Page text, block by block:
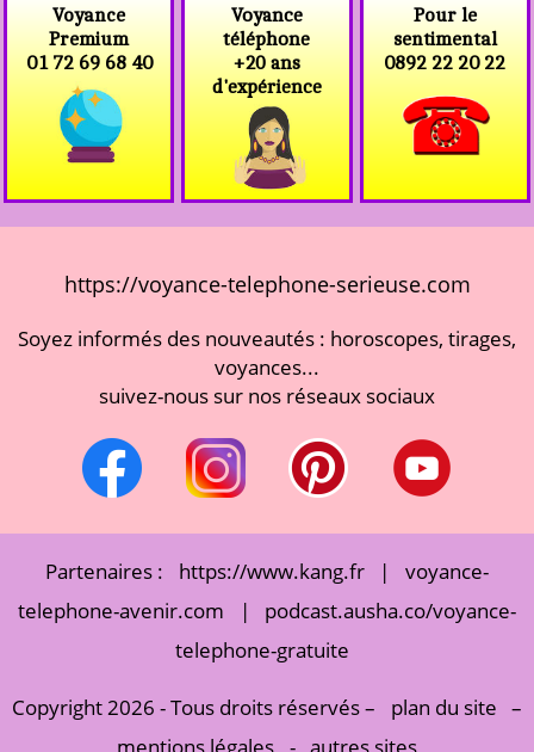
Voyance
Premium
01 72 69 68 40
Voyance
téléphone
+20 ans
d'expérience
Pour le
sentimental
0892 22 20 22
https://voyance-telephone-serieuse.com
Soyez informés des nouveautés : horoscopes, tirages,
voyances...
suivez-nous sur nos réseaux sociaux
Partenaires : https://www.kang.fr |
voyance-
telephone-avenir.com
|
podcast.ausha.co/voyance-
telephone-gratuite
Copyright 2026 - Tous droits réservés – plan du site –
mentions légales - autres sites